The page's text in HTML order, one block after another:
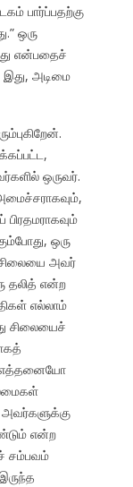
பார்ப்பதற்கு
ஒரு
என்பதைச்
அடிமை
ஒருவர்.
ஒரு
சிலையை அவர்
தலித் என்ற
எல்லாம்
சிலையைச்
எத்தனையோ
அவர்களுக்கு
என்ற
சம்பவம்